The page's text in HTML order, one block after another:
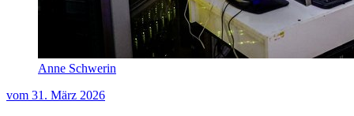
Anne Schwerin
vom 31. März 2026